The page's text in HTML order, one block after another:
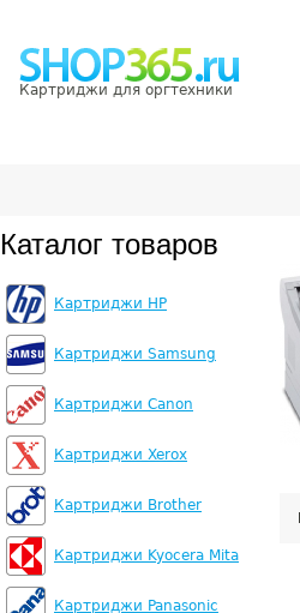
Картриджи для оргтехники
Каталог товаров
Картриджи HP
Картриджи Samsung
Картриджи Canon
Картриджи Xerox
Картриджи Brother
Картриджи Kyocera Mita
Картриджи Panasonic